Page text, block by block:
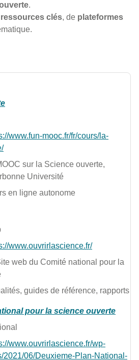
.
ressources clés, de plateformes
www.fun-mooc.fr/fr/cours/la-
sur la Science ouverte,
Université
en ligne autonome
www.ouvrirlascience.fr/
web du Comité national pour la
guides de référence, rapports
pour la science ouverte
www.ouvrirlascience.fr/wp-
2021/06/Deuxieme-Plan-National-